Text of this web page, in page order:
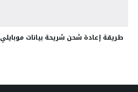
طريقة إعادة شحن شريحة بيانات موبايلي